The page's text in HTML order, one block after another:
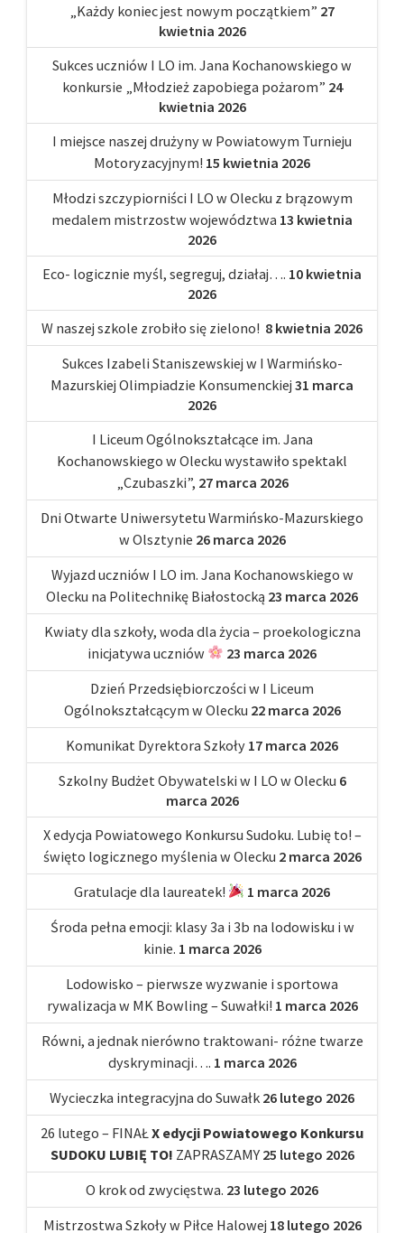
„Każdy koniec jest nowym początkiem” 27
kwietnia 2026
Sukces uczniów I LO im. Jana Kochanowskiego w
konkursie „Młodzież zapobiega pożarom” 24
kwietnia 2026
I miejsce naszej drużyny w Powiatowym Turnieju
Motoryzacyjnym! 15 kwietnia 2026
Młodzi szczypiorniści I LO w Olecku z brązowym
medalem mistrzostw województwa 13 kwietnia
2026
Eco- logicznie myśl, segreguj, działaj…. 10 kwietnia
2026
W naszej szkole zrobiło się zielono! 8 kwietnia 2026
Sukces Izabeli Staniszewskiej w I Warmińsko-
Mazurskiej Olimpiadzie Konsumenckiej 31 marca
2026
I Liceum Ogólnokształcące im. Jana
Kochanowskiego w Olecku wystawiło spektakl
„Czubaszki”, 27 marca 2026
Dni Otwarte Uniwersytetu Warmińsko-Mazurskiego
w Olsztynie 26 marca 2026
Wyjazd uczniów I LO im. Jana Kochanowskiego w
Olecku na Politechnikę Białostocką 23 marca 2026
Kwiaty dla szkoły, woda dla życia – proekologiczna
inicjatywa uczniów
23 marca 2026
Dzień Przedsiębiorczości w I Liceum
Ogólnokształcącym w Olecku 22 marca 2026
Komunikat Dyrektora Szkoły 17 marca 2026
Szkolny Budżet Obywatelski w I LO w Olecku 6
marca 2026
X edycja Powiatowego Konkursu Sudoku. Lubię to! –
święto logicznego myślenia w Olecku 2 marca 2026
Gratulacje dla laureatek!
1 marca 2026
Środa pełna emocji: klasy 3a i 3b na lodowisku i w
kinie. 1 marca 2026
Lodowisko – pierwsze wyzwanie i sportowa
rywalizacja w MK Bowling – Suwałki! 1 marca 2026
Równi, a jednak nierówno traktowani- różne twarze
dyskryminacji…. 1 marca 2026
Wycieczka integracyjna do Suwałk 26 lutego 2026
26 lutego – FINAŁ X edycji Powiatowego Konkursu
SUDOKU LUBIĘ TO! ZAPRASZAMY 25 lutego 2026
O krok od zwycięstwa. 23 lutego 2026
Mistrzostwa Szkoły w Piłce Halowej 18 lutego 2026